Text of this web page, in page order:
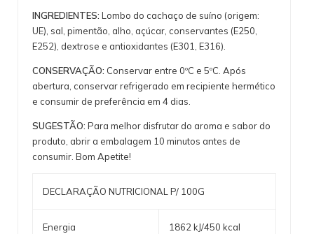
INGREDIENTES: Lombo do cachaço de suíno (origem:
UE), sal, pimentão, alho, açúcar, conservantes (E250,
E252), dextrose e antioxidantes (E301, E316).
CONSERVAÇÃO: Conservar entre 0ºC e 5ºC. Após
abertura, conservar refrigerado em recipiente hermético
e consumir de preferência em 4 dias.
SUGESTÃO: Para melhor disfrutar do aroma e sabor do
produto, abrir a embalagem 10 minutos antes de
consumir. Bom Apetite!
DECLARAÇÃO NUTRICIONAL P/ 100G
Energia 1862 kJ/450 kcal